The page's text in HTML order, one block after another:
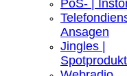
PoS- |
Ansagen
Jingles |